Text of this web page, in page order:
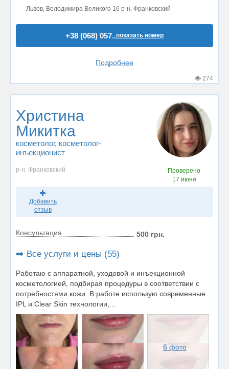
Львов, Володимира Великого 16 р-н. Франковский
+38 (068) 057..показать номер
Подробнее
274
Христина
Микитка
косметолог, косметолог-
инъекционист
р-н. Франковский
Проверено
17 июня
Добавить
отзыв
Консультация 500 грн.
➡️ Все услуги и цены (55)
Работаю с аппаратной, уходовой и инъекционной
косметологией, подбирая процедуры в соответствии с
потребностями кожи. В работе использую современные
IPL и Clear Skin технологии,...
6 фото